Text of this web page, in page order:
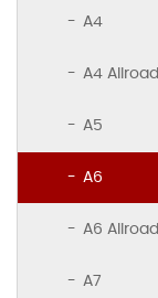
A4
A4 Allroad
A5
A6
A6 Allroad
A7